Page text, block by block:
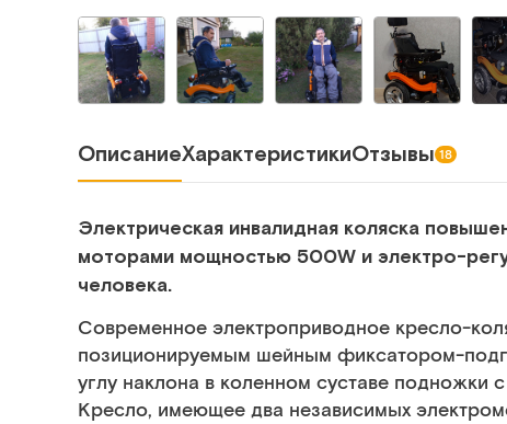
ОписаниеХарактеристикиОтзывы 18
Электрическая инвалидная коляска
моторами мощностью 500W и электро-
человека.
Современное электроприводное кресло-
позиционируемым шейным фиксатором-
углу наклона в коленном суставе подножки
Кресло, имеющее два независимых